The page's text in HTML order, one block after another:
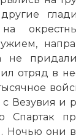
не
отряд в
Везувия и
Спартак
Ночью они